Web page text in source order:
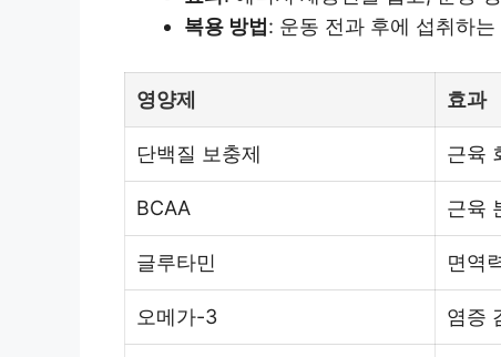
복용 방법: 운동 전과 후에 섭취하
영양제 효과
단백질 보충제 근육
BCAA 근육
글루타민 면역
오메가-3 염증